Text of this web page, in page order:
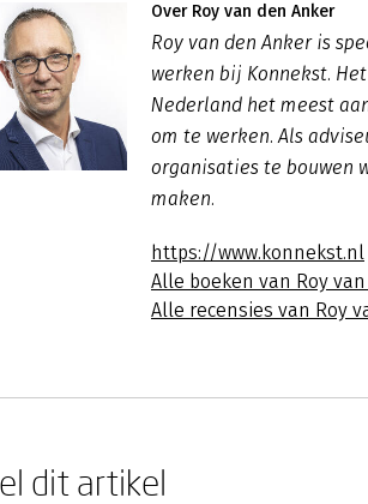
Over Roy van den Anker
Roy van den Anker is
werken bij Konnekst.
Nederland het meest
om te werken. Als
organisaties te bouwen
maken.
https://www.konnekst.nl
Alle boeken van Roy
Alle recensies van Roy
dit artikel